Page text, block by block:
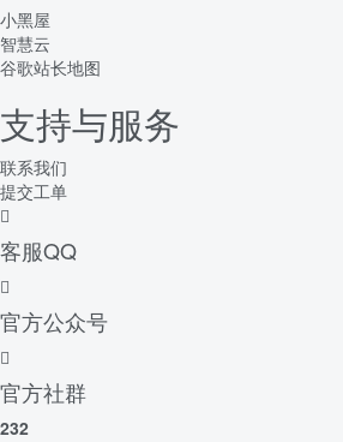
小黑屋
智慧云
谷歌站长地图
支持与服务
联系我们
提交工单
客服QQ
官方公众号
官方社群
232